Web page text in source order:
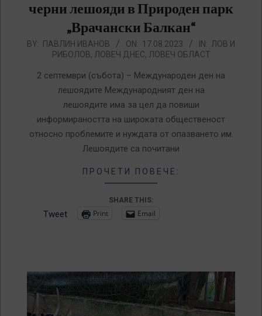
черни лешояди в Природен парк
„Врачански Балкан“
2023-
BY: ПАВЛИН ИВАНОВ ON: 17.08.2023 IN: ЛОВ И
РИБОЛОВ, ЛОВЕЧ ДНЕС, ЛОВЕЧ ОБЛАСТ
2 септември (събота) – Международен ден на
лешоядите Международният ден на
лешоядите има за цел да повиши
информираността на широката общественост
относно проблемите и нуждата от опазването им.
Лешоядите са почитани
ПРОЧЕТИ ПОВЕЧЕ:
SHARE THIS:
Tweet Print Email